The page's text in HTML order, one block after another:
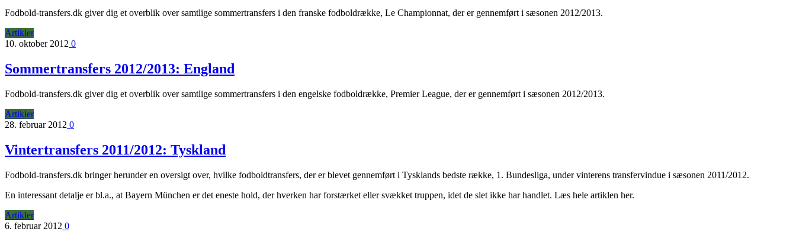
Fodbold-transfers.dk giver dig et overblik over samtlige sommertransfers i den franske fodboldrække, Le Championnat, der er gennemført i sæsonen 2012/2013.
Artikler
10. oktober 2012 0
Sommertransfers 2012/2013: England
Fodbold-transfers.dk giver dig et overblik over samtlige sommertransfers i den engelske fodboldrække, Premier League, der er gennemført i sæsonen 2012/2013.
Artikler
28. februar 2012 0
Vintertransfers 2011/2012: Tyskland
Fodbold-transfers.dk bringer herunder en oversigt over, hvilke fodboldtransfers, der er blevet gennemført i Tysklands bedste række, 1. Bundesliga, under vinterens transfervindue i sæsonen 2011/2012.
En interessant detalje er bl.a., at Bayern München er det eneste hold, der hverken har forstærket eller svækket truppen, idet de slet ikke har handlet. Læs hele artiklen her.
Artikler
6. februar 2012 0